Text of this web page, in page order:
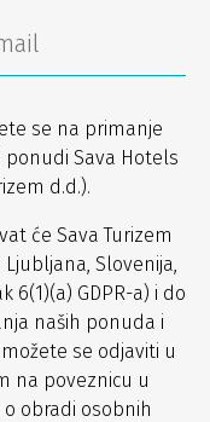
se na primanje
Sava Hotels
d.d.).
će Sava Turizem
Slovenija,
GDPR-a) i do
naših ponuda i
se odjaviti u
na poveznicu u
obradi osobnih